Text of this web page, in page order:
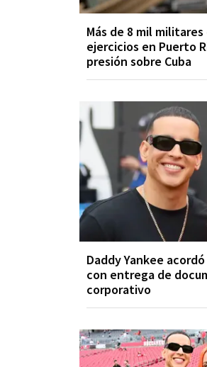
Más de 8 mil militares
ejercicios en Puerto
presión sobre Cuba
Daddy Yankee
con entrega de
corporativo